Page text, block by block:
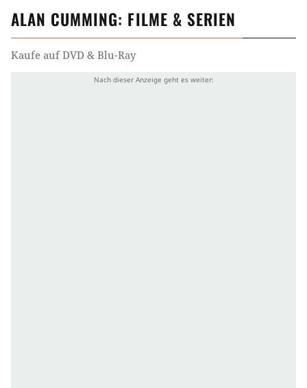
ALAN CUMMING: FILME & SERIEN
Kaufe auf DVD & Blu-Ray